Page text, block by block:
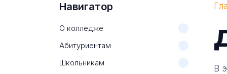
Навигатор
О колледже
Абитуриентам
Школьникам
В